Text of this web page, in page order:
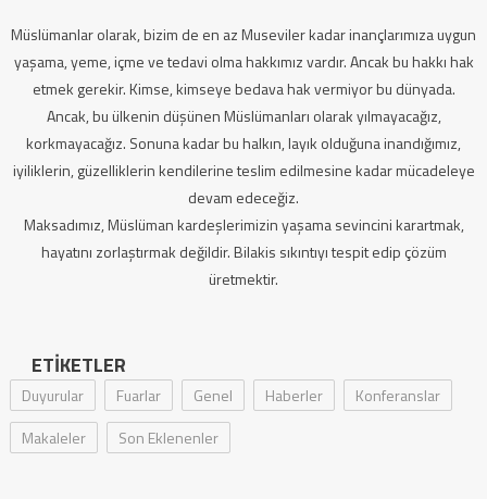
Müslümanlar olarak, bizim de en az Museviler kadar inançlarımıza uygun
yaşama, yeme, içme ve tedavi olma hakkımız vardır. Ancak bu hakkı hak
etmek gerekir. Kimse, kimseye bedava hak vermiyor bu dünyada.
Ancak, bu ülkenin düşünen Müslümanları olarak yılmayacağız,
korkmayacağız. Sonuna kadar bu halkın, layık olduğuna inandığımız,
iyiliklerin, güzelliklerin kendilerine teslim edilmesine kadar mücadeleye
devam edeceğiz.
Maksadımız, Müslüman kardeşlerimizin yaşama sevincini karartmak,
hayatını zorlaştırmak değildir. Bilakis sıkıntıyı tespit edip çözüm
üretmektir.
ETIKETLER
Duyurular Fuarlar Genel Haberler
Konferanslar
Makaleler
Son Eklenenler